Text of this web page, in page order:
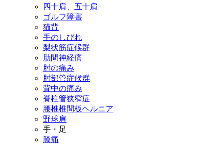
四十肩、五十肩
ゴルフ障害
猫背
手のしびれ
梨状筋症候群
肋間神経痛
肘の痛み
肘部管症候群
背中の痛み
脊柱管狭窄症
腰椎椎間板ヘルニア
野球肩
手・足
膝痛